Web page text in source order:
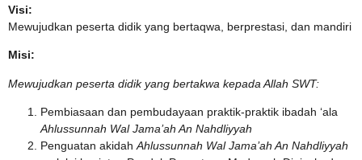
Visi:
Mewujudkan peserta didik yang bertaqwa, berprestasi, dan mandiri
Misi:
Mewujudkan peserta didik yang bertakwa kepada Allah SWT:
Pembiasaan dan pembudayaan praktik-praktik ibadah ‘ala
Ahlussunnah Wal Jama’ah An Nahdliyyah
Penguatan akidah Ahlussunnah Wal Jama’ah An Nahdliyyah